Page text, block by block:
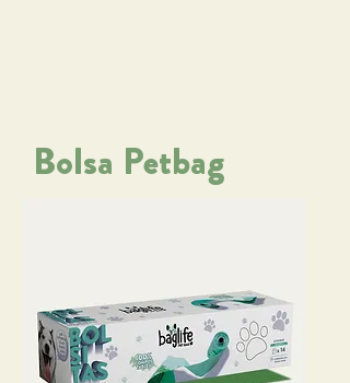
Bolsa Petbag